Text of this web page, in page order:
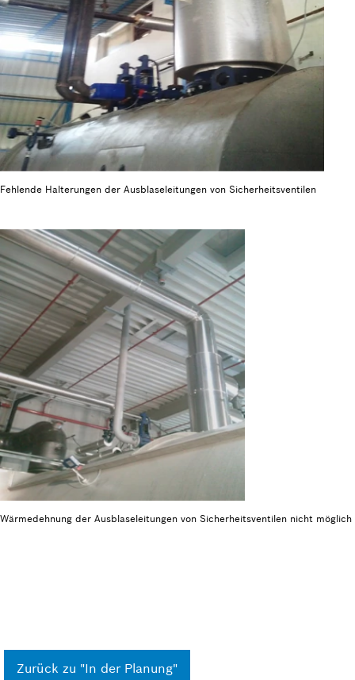
Fehlende Halterungen der Ausblase­leitungen von Sicherheits­ventilen
Wärmedehnung der Ausblase­leitungen von Sicherheits­ventilen nicht möglich
Zurück zu "In der Planung"